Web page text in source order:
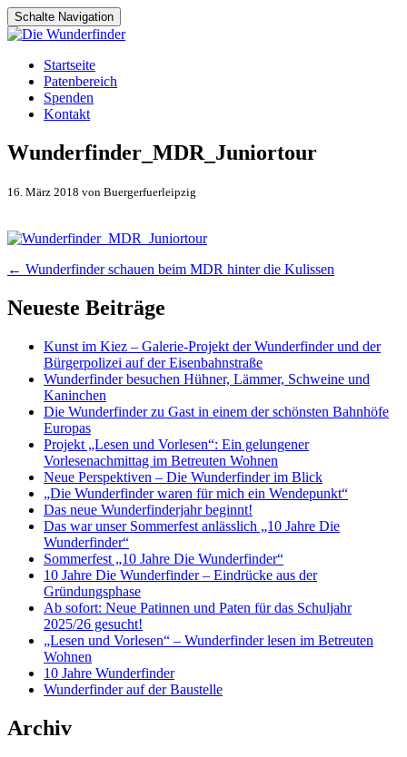
Schalte Navigation
Zum
Inhalt
springen
Startseite
Patenbereich
Spenden
Kontakt
Wunderfinder_MDR_Juniortour
16. März 2018 von Buergerfuerleipzig
Artikel-
Navigation
← Wunderfinder schauen beim MDR hinter die Kulissen
Neueste Beiträge
Kunst im Kiez – Galerie-Projekt der Wunderfinder und der
Bürgerpolizei auf der Eisenbahnstraße
Wunderfinder besuchen Hühner, Lämmer, Schweine und
Kaninchen
Die Wunderfinder zu Gast in einem der schönsten Bahnhöfe
Europas
Projekt „Lesen und Vorlesen“: Ein gelungener
Vorlesenachmittag im Betreuten Wohnen
Neue Perspektiven – Die Wunderfinder im Blick
„Die Wunderfinder waren für mich ein Wendepunkt“
Das neue Wunderfinderjahr beginnt!
Das war unser Sommerfest anlässlich „10 Jahre Die
Wunderfinder“
Sommerfest „10 Jahre Die Wunderfinder“
10 Jahre Die Wunderfinder – Eindrücke aus der
Gründungsphase
Ab sofort: Neue Patinnen und Paten für das Schuljahr
2025/26 gesucht!
„Lesen und Vorlesen“ – Wunderfinder lesen im Betreuten
Wohnen
10 Jahre Wunderfinder
Wunderfinder auf der Baustelle
Archiv